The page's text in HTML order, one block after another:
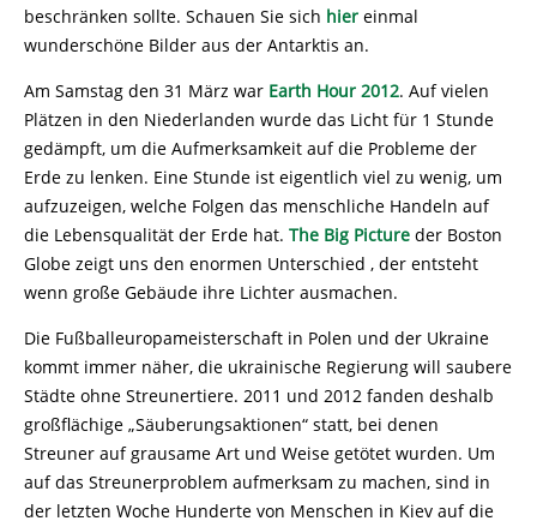
beschränken sollte. Schauen Sie sich hier einmal
wunderschöne Bilder aus der Antarktis an.
Am Samstag den 31 März war Earth Hour 2012. Auf vielen
Plätzen in den Niederlanden wurde das Licht für 1 Stunde
gedämpft, um die Aufmerksamkeit auf die Probleme der
Erde zu lenken. Eine Stunde ist eigentlich viel zu wenig, um
aufzuzeigen, welche Folgen das menschliche Handeln auf
die Lebensqualität der Erde hat. The Big Picture der Boston
Globe zeigt uns den enormen Unterschied , der entsteht
wenn große Gebäude ihre Lichter ausmachen.
Die Fußballeuropameisterschaft in Polen und der Ukraine
kommt immer näher, die ukrainische Regierung will saubere
Städte ohne Streunertiere. 2011 und 2012 fanden deshalb
großflächige „Säuberungsaktionen“ statt, bei denen
Streuner auf grausame Art und Weise getötet wurden. Um
auf das Streunerproblem aufmerksam zu machen, sind in
der letzten Woche Hunderte von Menschen in Kiev auf die